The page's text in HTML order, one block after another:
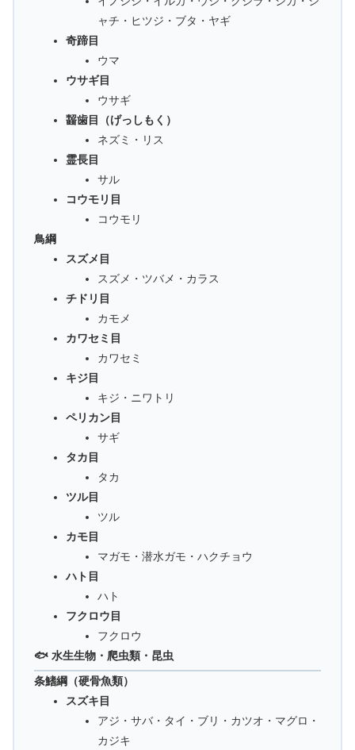
ャチ・ヒツジ・ブタ・ヤギ
奇蹄目
ウマ
ウサギ目
ウサギ
齧歯目（げっしもく）
ネズミ・リス
霊長目
サル
コウモリ目
コウモリ
鳥綱
スズメ目
スズメ・ツバメ・カラス
チドリ目
カモメ
カワセミ目
カワセミ
キジ目
キジ・ニワトリ
ペリカン目
サギ
タカ目
タカ
ツル目
ツル
カモ目
マガモ・潜水ガモ・ハクチョウ
ハト目
ハト
フクロウ目
フクロウ
🐟 水生生物・爬虫類・昆虫
条鰭綱（硬骨魚類）
スズキ目
アジ・サバ・タイ・ブリ・カツオ・マグロ・
カジキ